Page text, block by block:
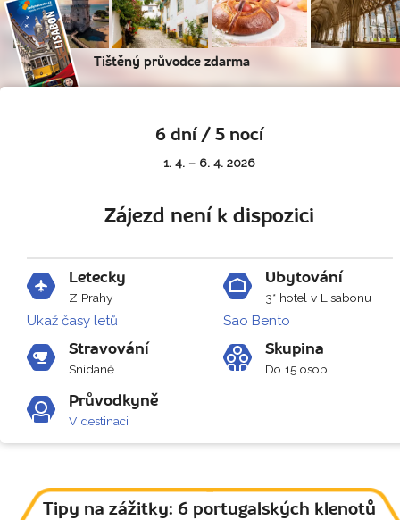
Tištěný průvodce zdarma
6 dní / 5 nocí
1. 4. – 6. 4. 2026
Zájezd není k dispozici
Letecky
Z Prahy
Ukaž časy letů
Ubytování
3* hotel v Lisabonu
Sao Bento
Stravování
Snídaně
Skupina
Do 15 osob
Průvodkyně
V destinaci
Tipy na zážitky: 6 portugalských klenotů